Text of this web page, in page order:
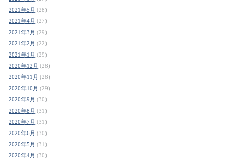
2021年5月 (28)
2021年4月 (27)
2021年3月 (29)
2021年2月 (22)
2021年1月 (29)
2020年12月 (28)
2020年11月 (28)
2020年10月 (29)
2020年9月 (30)
2020年8月 (31)
2020年7月 (31)
2020年6月 (30)
2020年5月 (31)
2020年4月 (30)